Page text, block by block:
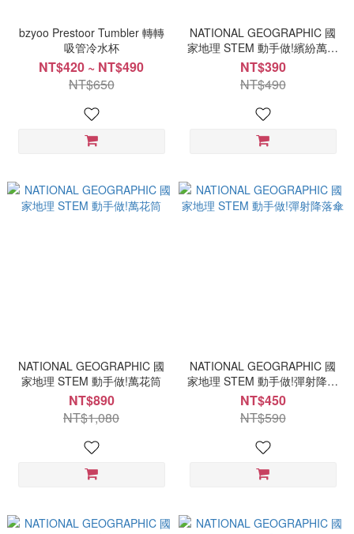
bzyoo Prestoor Tumbler 轉轉
吸管冷水杯
NT$420 ~ NT$490
NT$650
NATIONAL GEOGRAPHIC 國
家地理 STEM 動手做!繽紛萬花
筒
NT$390
NT$490
NATIONAL GEOGRAPHIC 國
家地理 STEM 動手做!萬花筒
NT$890
NT$1,080
NATIONAL GEOGRAPHIC 國
家地理 STEM 動手做!彈射降落
傘
NT$450
NT$590